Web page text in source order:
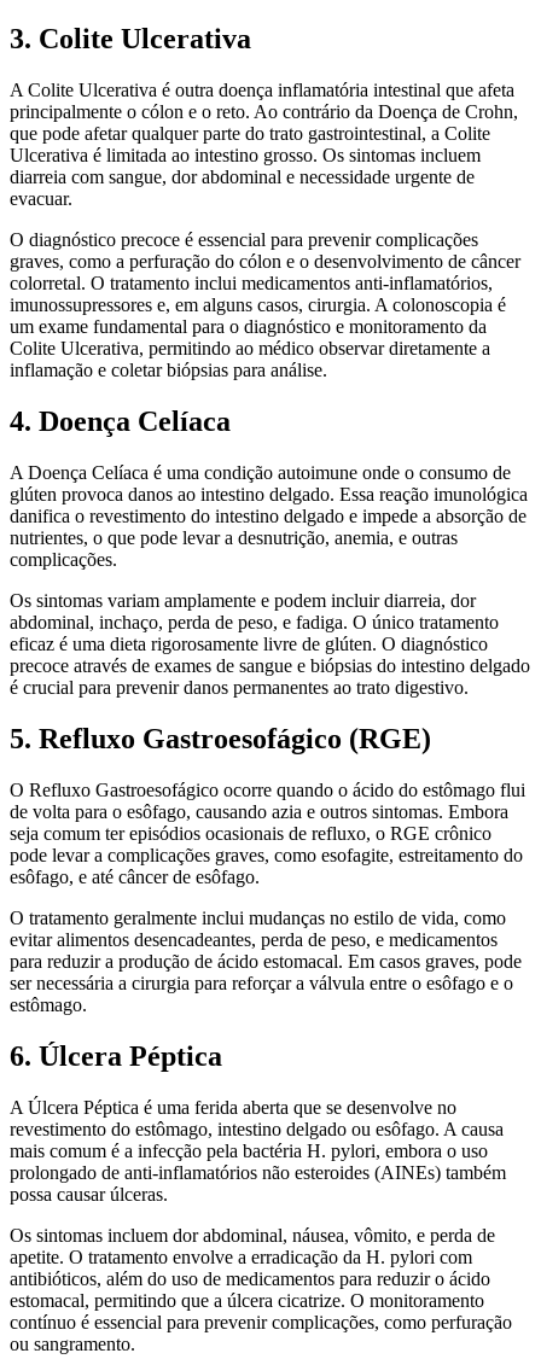
3. Colite Ulcerativa
A Colite Ulcerativa é outra doença inflamatória intestinal que afeta
principalmente o cólon e o reto. Ao contrário da Doença de Crohn,
que pode afetar qualquer parte do trato gastrointestinal, a Colite
Ulcerativa é limitada ao intestino grosso. Os sintomas incluem
diarreia com sangue, dor abdominal e necessidade urgente de
evacuar.
O diagnóstico precoce é essencial para prevenir complicações
graves, como a perfuração do cólon e o desenvolvimento de câncer
colorretal. O tratamento inclui medicamentos anti-inflamatórios,
imunossupressores e, em alguns casos, cirurgia. A colonoscopia é
um exame fundamental para o diagnóstico e monitoramento da
Colite Ulcerativa, permitindo ao médico observar diretamente a
inflamação e coletar biópsias para análise.
4. Doença Celíaca
A Doença Celíaca é uma condição autoimune onde o consumo de
glúten provoca danos ao intestino delgado. Essa reação imunológica
danifica o revestimento do intestino delgado e impede a absorção de
nutrientes, o que pode levar a desnutrição, anemia, e outras
complicações.
Os sintomas variam amplamente e podem incluir diarreia, dor
abdominal, inchaço, perda de peso, e fadiga. O único tratamento
eficaz é uma dieta rigorosamente livre de glúten. O diagnóstico
precoce através de exames de sangue e biópsias do intestino delgado
é crucial para prevenir danos permanentes ao trato digestivo.
5. Refluxo Gastroesofágico (RGE)
O Refluxo Gastroesofágico ocorre quando o ácido do estômago flui
de volta para o esôfago, causando azia e outros sintomas. Embora
seja comum ter episódios ocasionais de refluxo, o RGE crônico
pode levar a complicações graves, como esofagite, estreitamento do
esôfago, e até câncer de esôfago.
O tratamento geralmente inclui mudanças no estilo de vida, como
evitar alimentos desencadeantes, perda de peso, e medicamentos
para reduzir a produção de ácido estomacal. Em casos graves, pode
ser necessária a cirurgia para reforçar a válvula entre o esôfago e o
estômago.
6. Úlcera Péptica
A Úlcera Péptica é uma ferida aberta que se desenvolve no
revestimento do estômago, intestino delgado ou esôfago. A causa
mais comum é a infecção pela bactéria H. pylori, embora o uso
prolongado de anti-inflamatórios não esteroides (AINEs) também
possa causar úlceras.
Os sintomas incluem dor abdominal, náusea, vômito, e perda de
apetite. O tratamento envolve a erradicação da H. pylori com
antibióticos, além do uso de medicamentos para reduzir o ácido
estomacal, permitindo que a úlcera cicatrize. O monitoramento
contínuo é essencial para prevenir complicações, como perfuração
ou sangramento.